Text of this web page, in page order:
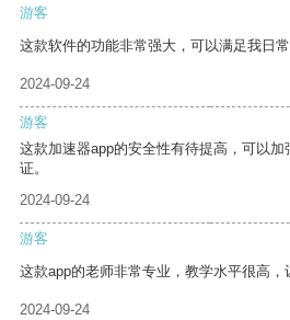
游客
这款软件的功能非常强大，可以满足我日常
2024-09-24
游客
这款加速器app的安全性有待提高，可以
证。
2024-09-24
游客
这款app的老师非常专业，教学水平很高，
2024-09-24